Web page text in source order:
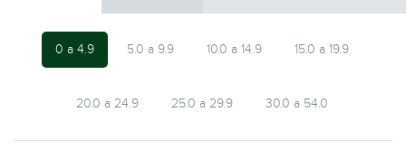
0 a 4.9 5.0 a 9.9 10.0 a 14.9 15.0 a 19.9
20.0 a 24.9 25.0 a 29.9 30.0 a 54.0